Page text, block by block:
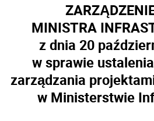
MINISTRA
z dnia 20
w sprawie
zarządzania
w Ministerstwie